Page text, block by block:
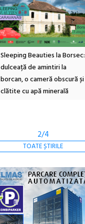
Sleeping Beauties la Borsec:
dulceață de amintiri la
borcan, o cameră obscură și
clătite cu apă minerală
2/4
TOATE ȘTIRILE